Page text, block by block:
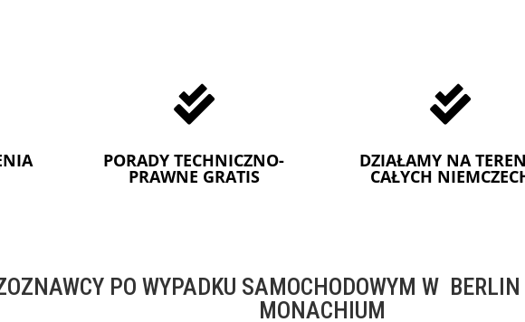

PORADY TECHNICZNO-
PRAWNE GRATIS

DZIAŁAMY NA
CAŁYCH
PO WYPADKU SAMOCHODOWYM W
MONACHIUM